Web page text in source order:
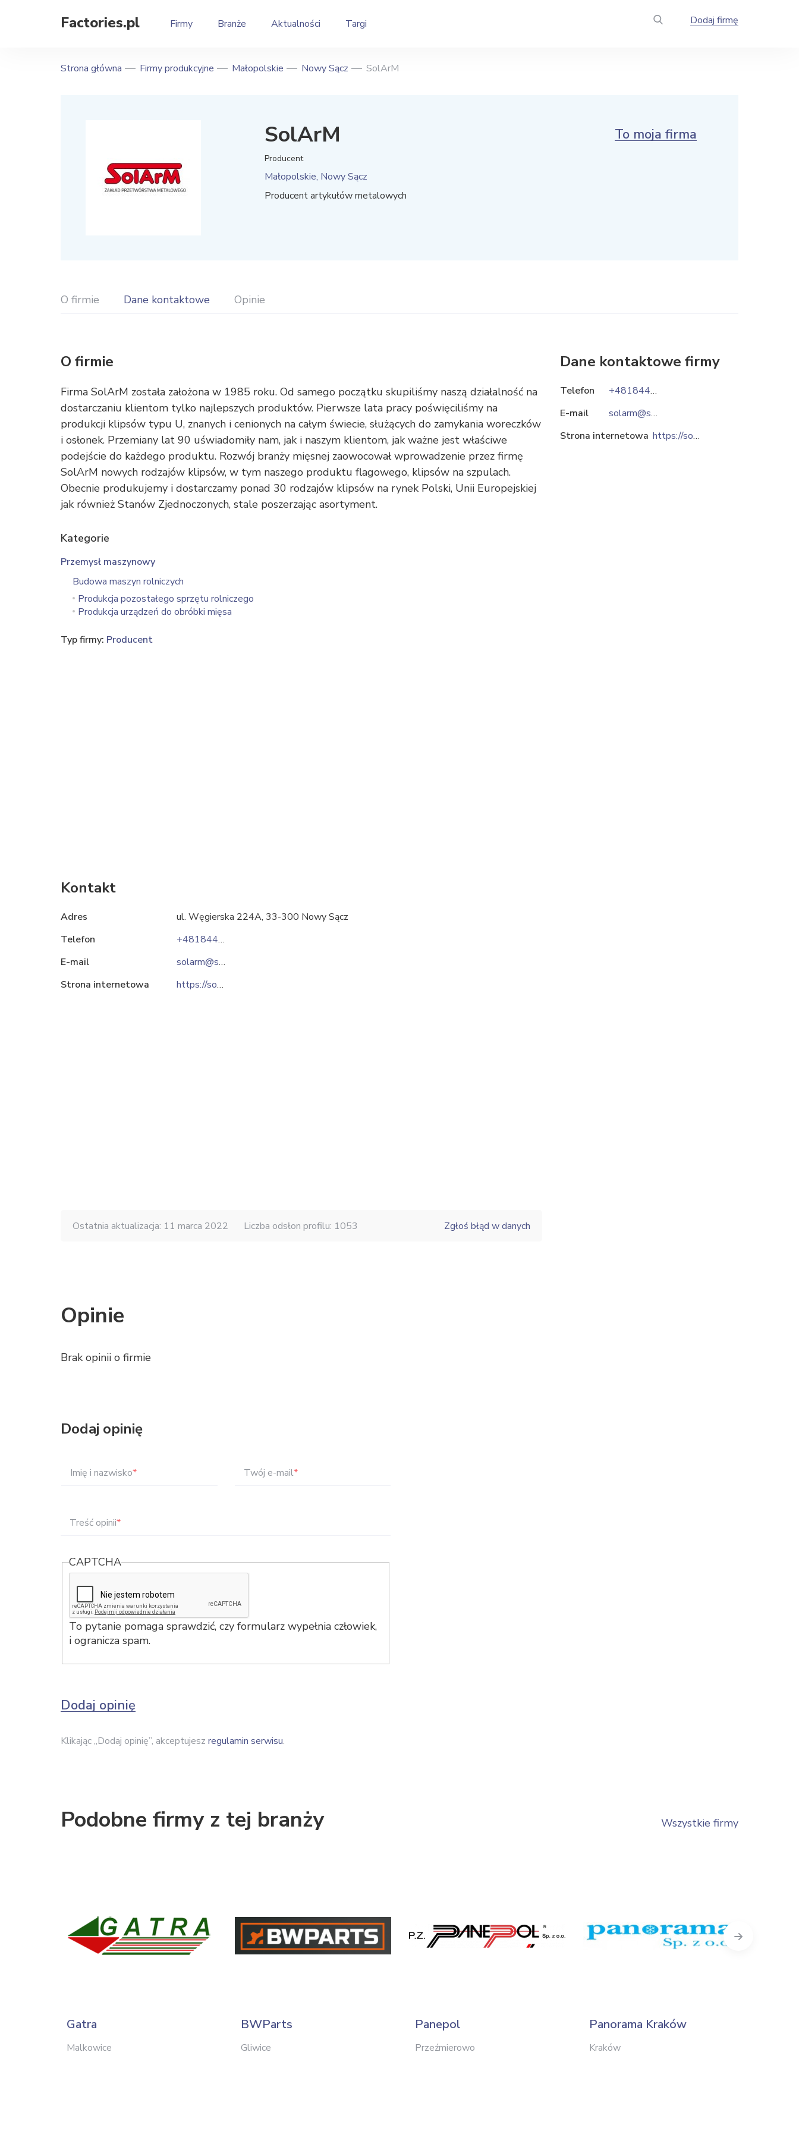
Factories.pl Firmy Branże Aktualności Targi Dodaj firmę
Strona główna Firmy produkcyjne Małopolskie Nowy Sącz SolArM
SolArM
Producent
Małopolskie, Nowy Sącz
Producent artykułów metalowych
To moja firma
O firmie Dane kontaktowe Opinie
O firmie
Firma SolArM została założona w 1985 roku. Od samego początku skupiliśmy naszą działalność na
dostarczaniu klientom tylko najlepszych produktów. Pierwsze lata pracy poświęciliśmy na
produkcji klipsów typu U, znanych i cenionych na całym świecie, służących do zamykania woreczków
i osłonek. Przemiany lat 90 uświadomiły nam, jak i naszym klientom, jak ważne jest właściwe
podejście do każdego produktu. Rozwój branży mięsnej zaowocował wprowadzenie przez firmę
SolArM nowych rodzajów klipsów, w tym naszego produktu flagowego, klipsów na szpulach.
Obecnie produkujemy i dostarczamy ponad 30 rodzajów klipsów na rynek Polski, Unii Europejskiej
jak również Stanów Zjednoczonych, stale poszerzając asortyment.
Kategorie
Przemysł maszynowy
Budowa maszyn rolniczych
Produkcja pozostałego sprzętu rolniczego
Produkcja urządzeń do obróbki mięsa
Typ firmy: Producent
Kontakt
Adres
ul. Węgierska 224A, 33-300 Nowy Sącz
Telefon
+48184422121
E-mail
solarm@solarm.pl
Strona internetowa
https://solarm.pl
Ostatnia aktualizacja: 11 marca 2022 Liczba odsłon profilu: 1053 Zgłoś błąd w danych
Opinie
Brak opinii o firmie
Dodaj opinię
Imię i nazwisko* Twój e-mail*
Treść opinii*
CAPTCHA
To pytanie pomaga sprawdzić, czy formularz wypełnia człowiek,
i ogranicza spam.
Dodaj opinię
Klikając „Dodaj opinię”, akceptujesz regulamin serwisu.
Dane kontaktowe firmy
Telefon
+48184422121
E-mail
solarm@solarm.pl
Strona internetowa
https://solarm.pl
Podobne firmy z tej branży Wszystkie firmy
Gatra
Malkowice
BWParts
Gliwice
Panepol
Przeźmierowo
Panorama Kraków
Kraków